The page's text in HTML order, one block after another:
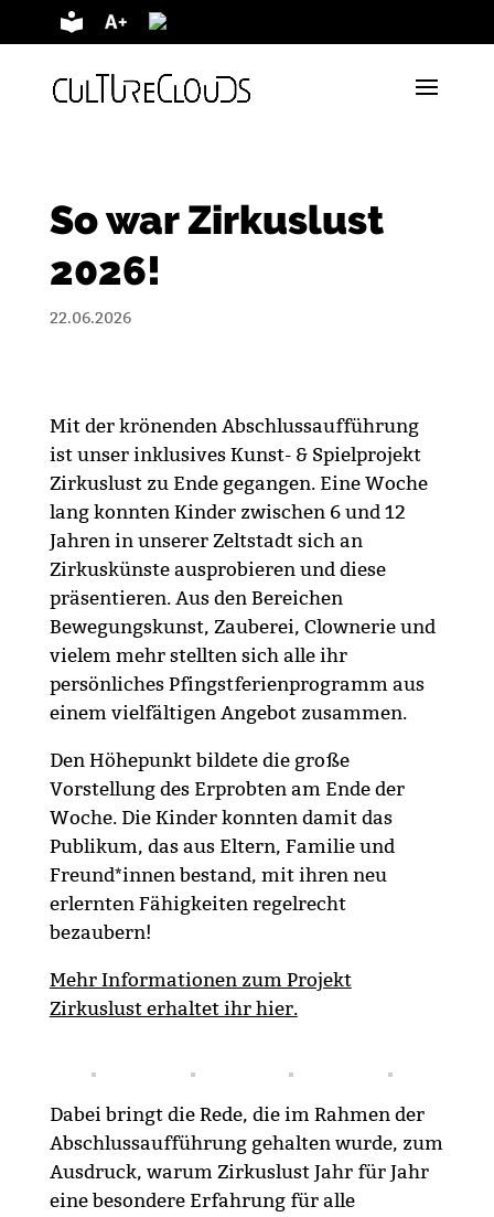
So war Zirkuslust
2026!
22.06.2026
Mit der krönenden Abschlussaufführung
ist unser inklusives Kunst- & Spielprojekt
Zirkuslust zu Ende gegangen. Eine Woche
lang konnten Kinder zwischen 6 und 12
Jahren in unserer Zeltstadt sich an
Zirkuskünste ausprobieren und diese
präsentieren. Aus den Bereichen
Bewegungskunst, Zauberei, Clownerie und
vielem mehr stellten sich alle ihr
persönliches Pfingstferienprogramm aus
einem vielfältigen Angebot zusammen.
Den Höhepunkt bildete die große
Vorstellung des Erprobten am Ende der
Woche. Die Kinder konnten damit das
Publikum, das aus Eltern, Familie und
Freund*innen bestand, mit ihren neu
erlernten Fähigkeiten regelrecht
bezaubern!
Mehr Informationen zum Projekt
Zirkuslust erhaltet ihr hier.
Dabei bringt die Rede, die im Rahmen der
Abschlussaufführung gehalten wurde, zum
Ausdruck, warum Zirkuslust Jahr für Jahr
eine besondere Erfahrung für alle